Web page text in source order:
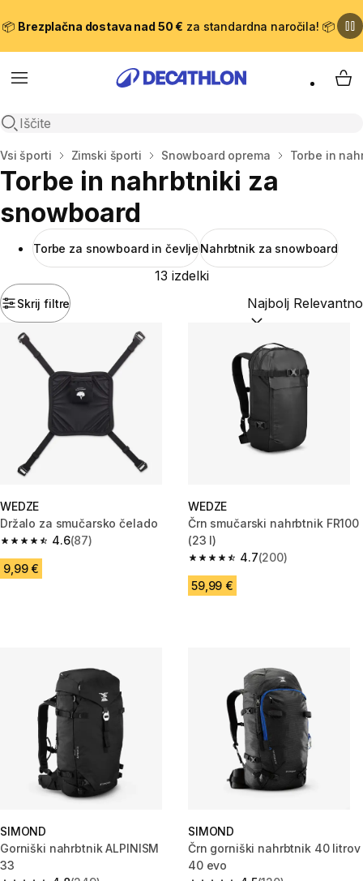
📦 Brezplačna dostava nad 50 € za standardna naročila! 📦
Meni
Odpri iskanje
Domov
Vsi športi Zimski športi Snowboard oprema Torbe in
Torbe in nahrbtniki za
snowboard
Torbe za snowboard in čevlje Nahrbtnik za snowboard
Skrij filtre
13 izdelki
Razvrsti po:
WEDZE
Držalo za smučarsko čelado
4.6
4.6 od 5 zvezdic from 87 ocene
(87)
9,99 €
WEDZE
Črn smučarski nahrbtnik FR100
(23 l)
4.7
4.7 od 5 zvezdic from 200
(200)
59,99 €
SIMOND
Gorniški nahrbtnik ALPINISM
33
SIMOND
Črn gorniški nahrbtnik 40 litrov
40 evo